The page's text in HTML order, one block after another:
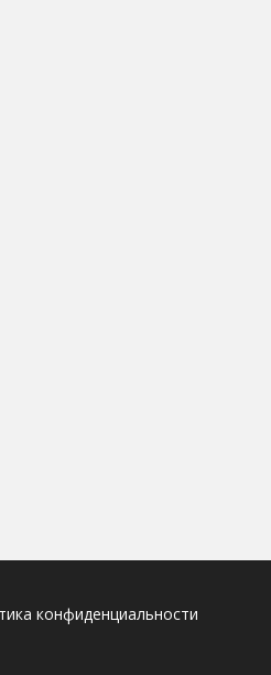
конфиденциальности